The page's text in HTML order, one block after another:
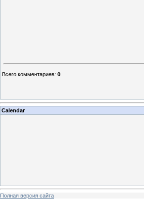
Всего комментариев: 0
Calendar
Полная версия сайта